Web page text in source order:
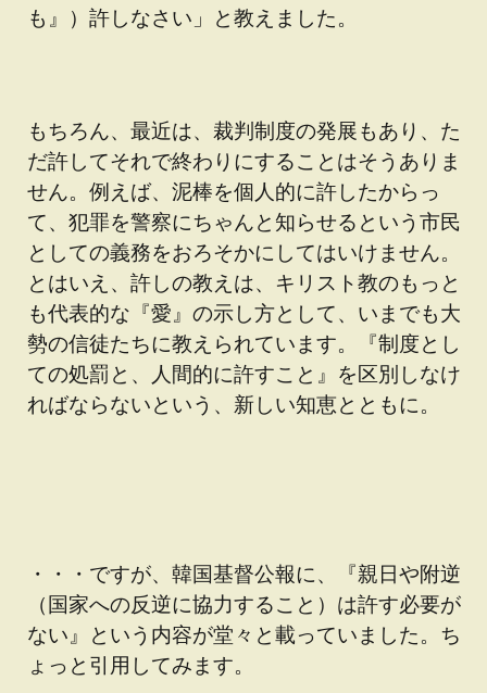
も』）許しなさい」と教えました。
もちろん、最近は、裁判制度の発展もあり、た
だ許してそれで終わりにすることはそうありま
せん。例えば、泥棒を個人的に許したからっ
て、犯罪を警察にちゃんと知らせるという市民
としての義務をおろそかにしてはいけません。
とはいえ、許しの教えは、キリスト教のもっと
も代表的な『愛』の示し方として、いまでも大
勢の信徒たちに教えられています。『制度とし
ての処罰と、人間的に許すこと』を区別しなけ
ればならないという、新しい知恵とともに。
・・・ですが、韓国基督公報に、『親日や附逆
（国家への反逆に協力すること）は許す必要が
ない』という内容が堂々と載っていました。ち
ょっと引用してみます。